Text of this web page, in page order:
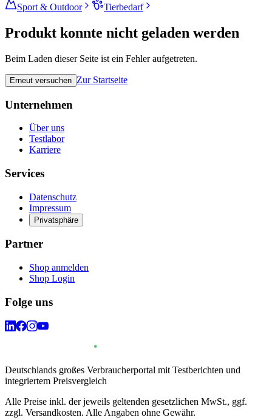
Sport & Outdoor
Tierbedarf
Produkt konnte nicht geladen werden
Beim Laden dieser Seite ist ein Fehler aufgetreten.
Erneut versuchen Zur Startseite
Unternehmen
Über uns
Testlabor
Karriere
Services
Datenschutz
Impressum
Privatsphäre
Partner
Shop anmelden
Shop Login
Folge uns
Deutschlands großes Verbraucherportal mit Testberichten und
integriertem Preisvergleich
Alle Preise inkl. der jeweils geltenden gesetzlichen MwSt., ggf.
zzgl. Versandkosten. Alle Angaben ohne Gewähr.